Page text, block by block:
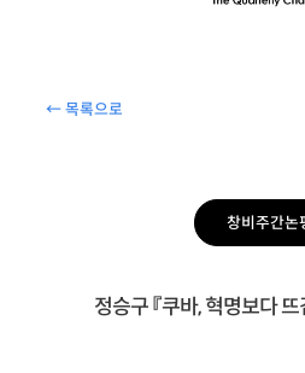
← 목록으로
창비주간논
정승구 『쿠바, 혁명보다